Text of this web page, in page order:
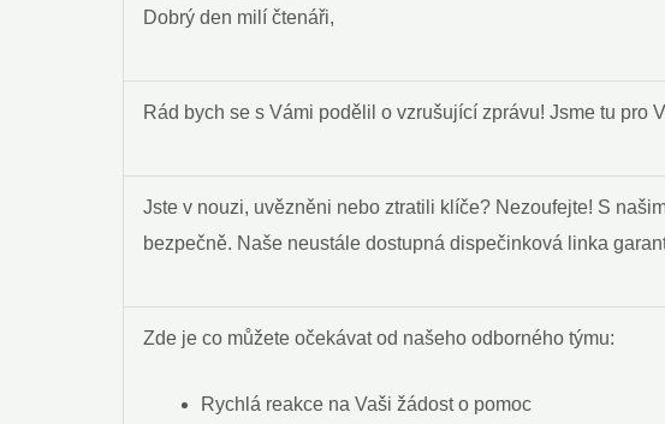
Dobrý den milí čtenáři,
Rád bych se ​s Vámi podělil ⁤o vzrušující zprávu! Jsme ​tu pro
Jste v nouzi, ⁢uvězněni nebo ztratili klíče? Nezoufejte! S
bezpečně. Naše neustále dostupná dispečinková linka
Zde je co můžete očekávat od našeho odborného týmu:
Rychlá reakce na Vaši žádost ⁤o pomoc